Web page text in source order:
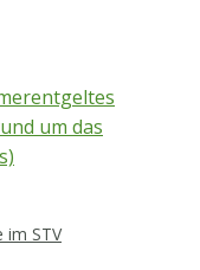
um das
im STV